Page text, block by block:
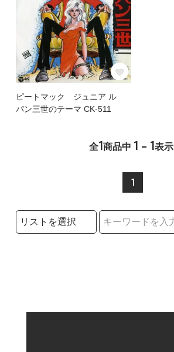
ピートマック ジュニア ル
パン三世のテーマ CK-511
全1商品中 1 - 1表示
1
検索リストの選択